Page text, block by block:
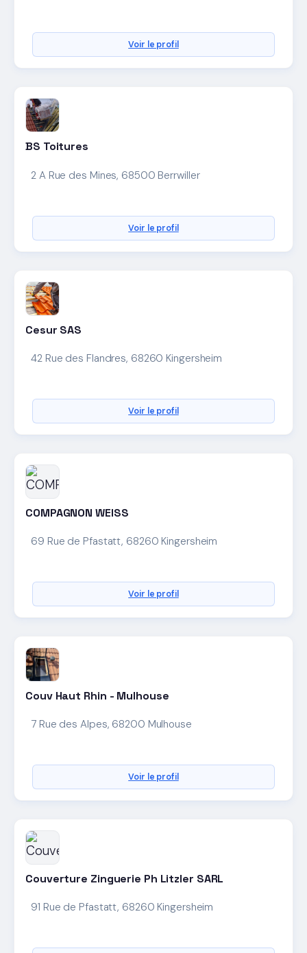
Voir le profil
BS Toitures
2 A Rue des Mines, 68500 Berrwiller
Voir le profil
Cesur SAS
42 Rue des Flandres, 68260 Kingersheim
Voir le profil
COMPAGNON WEISS
69 Rue de Pfastatt, 68260 Kingersheim
Voir le profil
Couv Haut Rhin - Mulhouse
7 Rue des Alpes, 68200 Mulhouse
Voir le profil
Couverture Zinguerie Ph Litzler SARL
91 Rue de Pfastatt, 68260 Kingersheim